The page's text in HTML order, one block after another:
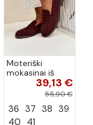
Moteriški
mokasinai iš
dirbtinės
zomšos, bordo
39,13 €
55,90 €
36 37 38 39
40 41